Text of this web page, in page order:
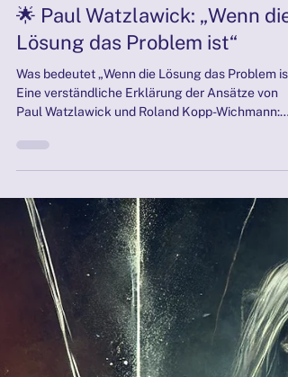
PRÄSENZTAGE 04/2025
🌟 Paul Watzlawick: „Wenn die
Lösung das Problem ist“
Was bedeutet „Wenn die Lösung das Problem
Eine verständliche Erklärung der Ansätze von
Warum unser Verhalten manchmal Probleme
verstärkt, welche inneren Schutzmechanismen
uns blockieren und wie echte Veränderung
gelingen kann. Praxisnah, psychologisch
und tiefgründig.